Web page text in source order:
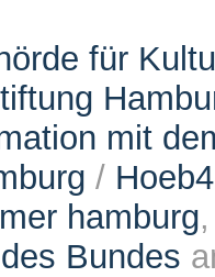
für
mit
/
hamburg
Bundes